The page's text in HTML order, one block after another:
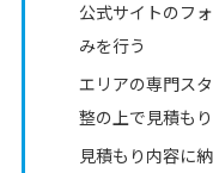
公式サイトのフ
みを行う
エリアの専門ス
整の上で見積も
見積もり内容に